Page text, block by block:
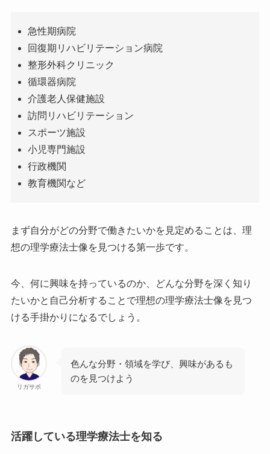
急性期病院
回復期リハビリテーション病院
整形外科クリニック
循環器病院
介護老人保健施設
訪問リハビリテーション
スポーツ施設
小児専門施設
行政機関
教育機関など
まず自分がどの分野で働きたいかを見定めることは、理
想の理学療法士像を見つける第一歩です。
今、何に興味を持っているのか、どんな分野を深く知り
たいかと自己分析することで理想の理学療法士像を見つ
ける手掛かりになるでしょう。
リガサポ
色んな分野・領域を学び、興味があるも
のを見つけよう
活躍している理学療法士を知る